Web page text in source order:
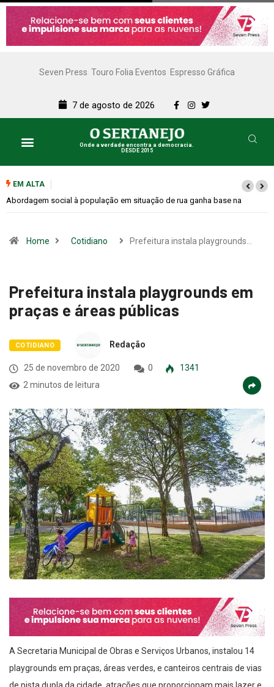
Seven Press Touro Folia Eventos Espresso Gráfica
7 de agosto de 2026
Onde a verdade encontra a democracia.
DESDE 2015
EM ALTA
Cemitérios terão horário especial e missas no Dia dos Pais
Home Cotidiano Prefeitura instala playgrounds…
Prefeitura instala playgrounds em
praças e áreas públicas
COTIDIANO Redação
25 de novembro de 2020 0
1341
2 minutos de leitura
A Secretaria Municipal de Obras e Serviços Urbanos, instalou 14
playgrounds em praças, áreas verdes, e canteiros centrais de vias